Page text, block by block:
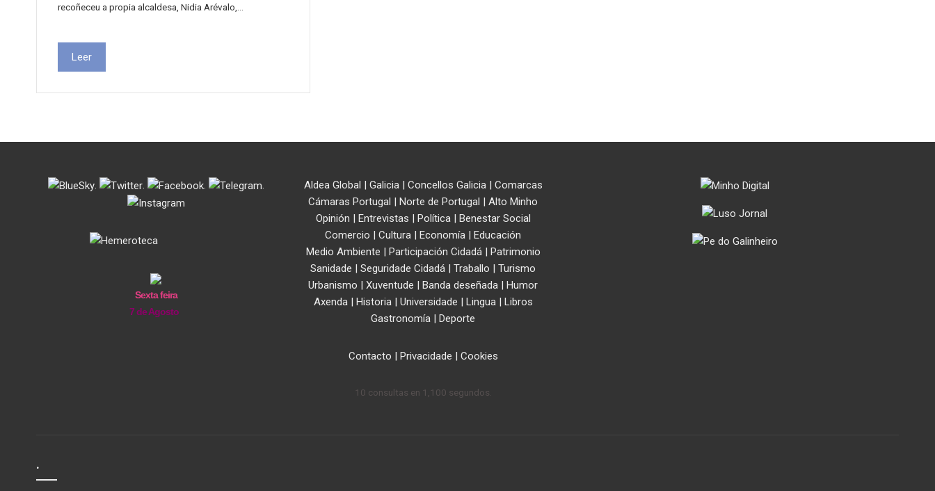
recoñeceu a propia alcaldesa, Nidia Arévalo,…
Leer
. . . .
Sexta feira
7 de Agosto
Aldea Global | Galicia| Concellos Galicia| Comarcas
Cámaras Portugal | Norte de Portugal | Alto Minho
Opinión | Entrevistas | Política| Benestar Social
Comercio | Cultura | Economía | Educación
Medio Ambiente | Participación Cidadá| Patrimonio
Sanidade | Seguridade Cidadá | Traballo | Turismo
Urbanismo | Xuventude | Banda deseñada | Humor
Axenda| Historia| Universidade | Lingua| Libros
Gastronomía | Deporte
Contacto | Privacidade | Cookies
10 consultas en 1,100 segundos.
.